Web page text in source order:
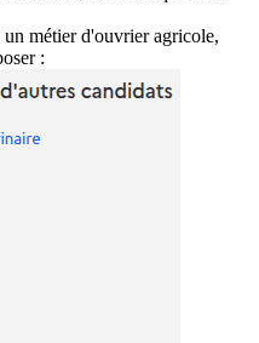
métier d'ouvrier agricole,
: